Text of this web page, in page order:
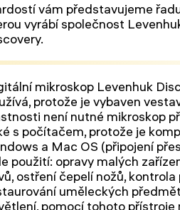
vám představujeme
vyrábí společnost
mikroskop Levenhuk
protože je vybaven
není nutné mikroskop
s počítačem, protože je
a Mac OS (připojení
použití: opravy malých
ostření čepelí nožů,
uměleckých
pomocí tohoto